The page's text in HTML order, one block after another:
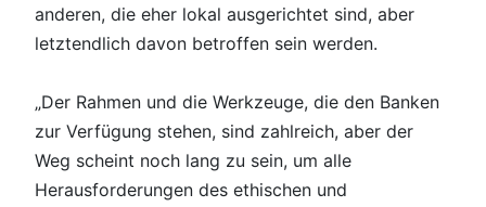
anderen, die eher lokal ausgerichtet sind, aber
letztendlich davon betroffen sein werden.
„Der Rahmen und die Werkzeuge, die den Banken
zur Verfügung stehen, sind zahlreich, aber der
Weg scheint noch lang zu sein, um alle
Herausforderungen des ethischen und